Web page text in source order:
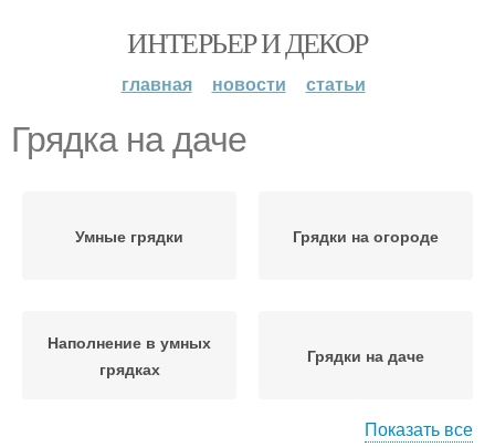
ИНТЕРЬЕР И ДЕКОР
главная новости статьи
Грядка на даче
Умные грядки Грядки на огороде
Наполнение в умных
грядках
Грядки на даче
Показать все